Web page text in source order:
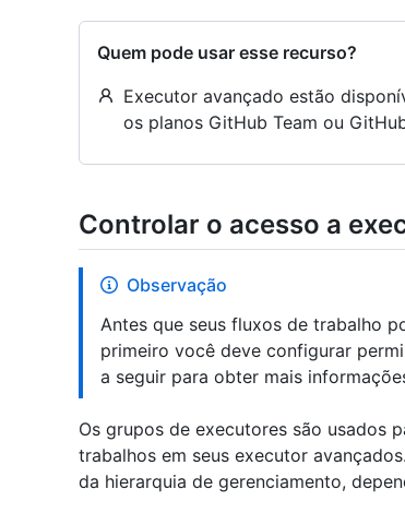
Quem pode usar esse recurso?
Executor avançado estão
os planos GitHub Team ou
Controlar o acesso a
Observação
Antes que seus fluxos de trabalho
primeiro você deve configurar
a seguir para obter mais
Os grupos de executores são usados
trabalhos em seus executor
da hierarquia de gerenciamento,